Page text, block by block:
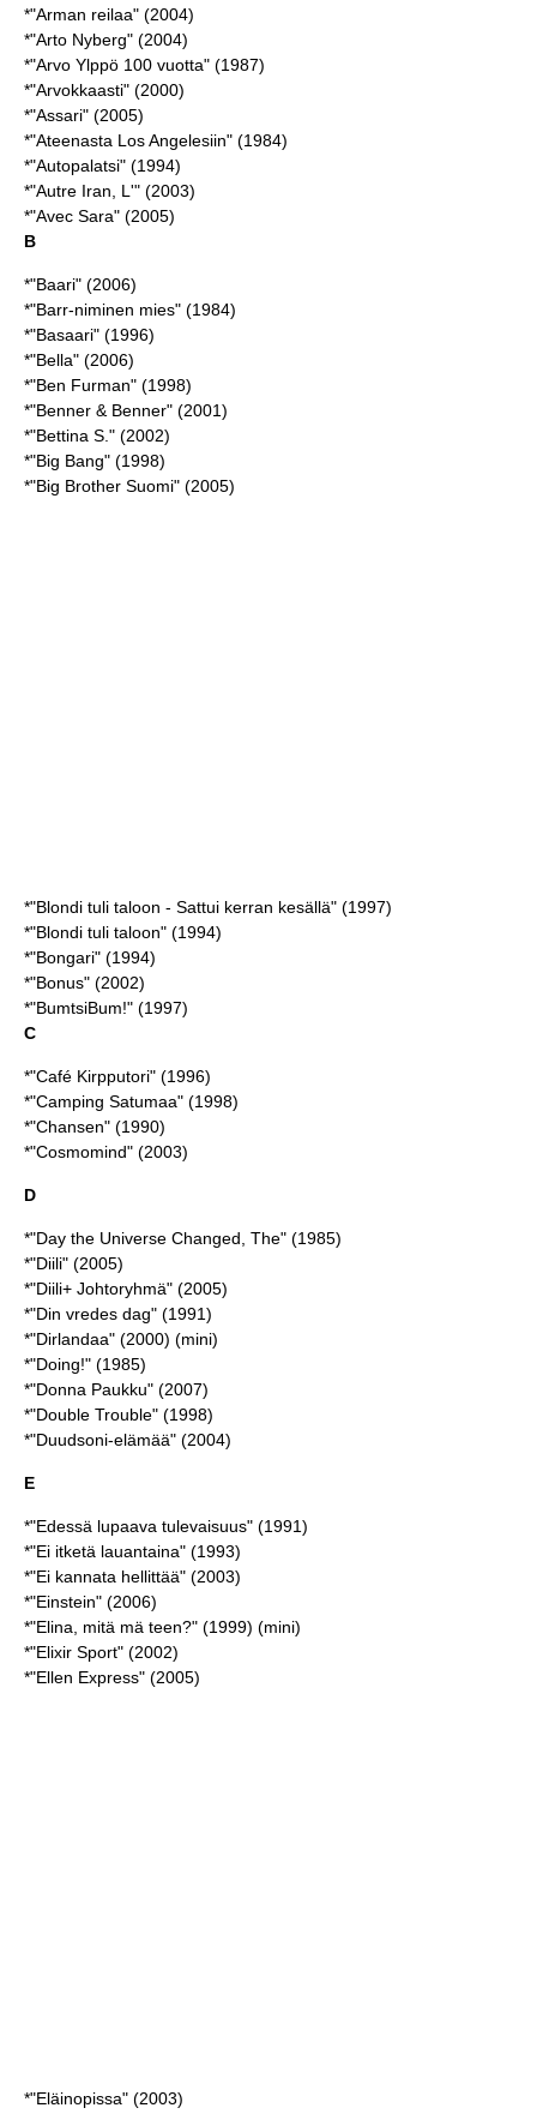
*"Arman reilaa" (2004)
*"Arto Nyberg" (2004)
*"Arvo Ylppö 100 vuotta" (1987)
*"Arvokkaasti" (2000)
*"Assari" (2005)
*"Ateenasta Los Angelesiin" (1984)
*"Autopalatsi" (1994)
*"Autre Iran, L'" (2003)
*"Avec Sara" (2005)
B
*"Baari" (2006)
*"Barr-niminen mies" (1984)
*"Basaari" (1996)
*"Bella" (2006)
*"Ben Furman" (1998)
*"Benner & Benner" (2001)
*"Bettina S. " (2002)
*"Big Bang" (1998)
*"Big Brother Suomi" (2005)
*"Blondi tuli taloon - Sattui kerran kesällä" (1997)
*"Blondi tuli taloon" (1994)
*"Bongari" (1994)
*"Bonus" (2002)
*"BumtsiBum!" (1997)
C
*"Café Kirpputori" (1996)
*"Camping Satumaa" (1998)
*"Chansen" (1990)
*"Cosmomind" (2003)
D
*"Day the Universe Changed, The" (1985)
*"Diili" (2005)
*"Diili+ Johtoryhmä" (2005)
*"Din vredes dag" (1991)
*"Dirlandaa" (2000) (mini)
*"Doing!" (1985)
*"Donna Paukku" (2007)
*"Double Trouble" (1998)
*"Duudsoni-elämää" (2004)
E
*"Edessä lupaava tulevaisuus" (1991)
*"Ei itketä lauantaina" (1993)
*"Ei kannata hellittää" (2003)
*"Einstein" (2006)
*"Elina, mitä mä teen?" (1999) (mini)
*"Elixir Sport" (2002)
*"Ellen Express" (2005)
*"Eläinopissa" (2003)